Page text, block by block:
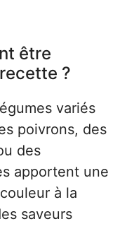
être
?
variés
poivrons, des
des
apportent une
à la
saveurs